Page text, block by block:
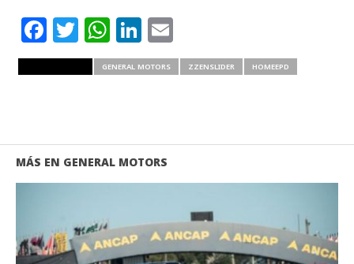
Facebook
Twitter
WhatsApp
LinkedIn
Email
GENERAL MOTORS ZZENSLIDER HOMEEPD
MÁS EN GENERAL MOTORS